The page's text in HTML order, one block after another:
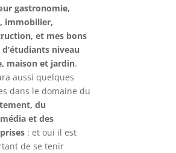
gastronomie,
immobilier,
et mes bons
d’étudiants niveau
maison et jardin.
aussi quelques
dans le domaine du
du
et des
: et oui il est
de se tenir